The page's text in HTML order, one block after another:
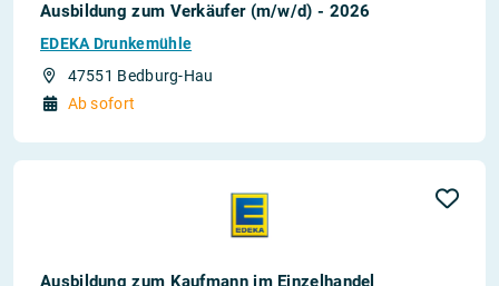
Ausbildung zum Verkäufer (m/w/d) - 2026
EDEKA Drunkemühle
47551 Bedburg-Hau
Ab sofort
Ausbildung zum Kaufmann im Einzelhandel